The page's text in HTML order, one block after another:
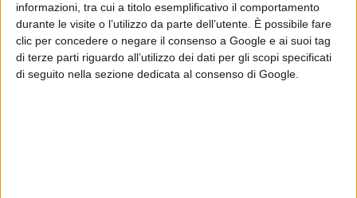
informazioni, tra cui a titolo esemplificativo il comportamento
durante le visite o l’utilizzo da parte dell’utente. È possibile fare
clic per concedere o negare il consenso a Google e ai suoi tag
di terze parti riguardo all’utilizzo dei dati per gli scopi specificati
di seguito nella sezione dedicata al consenso di Google.
News cinema e film
daLa Redazione